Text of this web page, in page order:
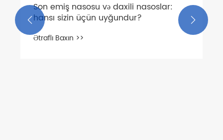
Son emiş nasosu və daxili nasoslar:
hansı sizin üçün uyğundur?
Ətraflı Baxın >>
 